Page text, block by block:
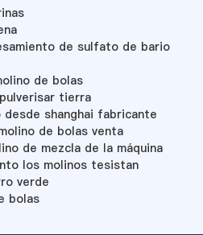
de sulfato de bario
de bolas
tierra
shanghai fabricante
de bolas venta
de mezcla de la máquina
los molinos tesistan
verde
bolas